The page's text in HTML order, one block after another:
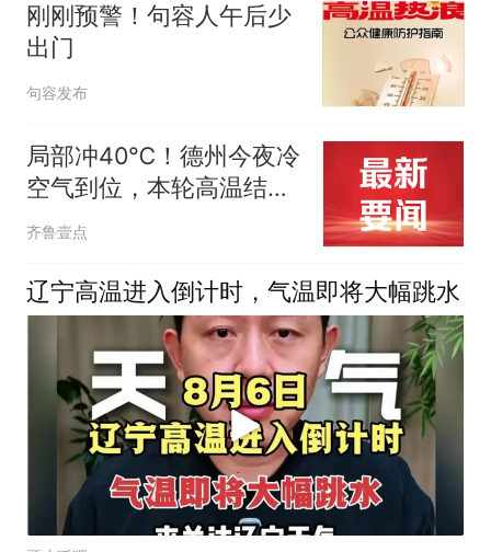
刚刚预警！句容人午后少
出门
句容发布
局部冲40℃！德州今夜冷
空气到位，本轮高温结
束！
齐鲁壹点
辽宁高温进入倒计时，气温即将大幅跳水